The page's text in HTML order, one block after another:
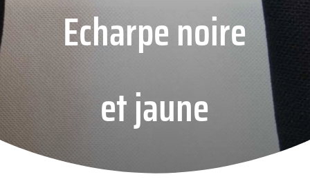
Echarpe noire
et jaune